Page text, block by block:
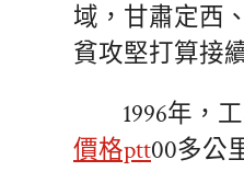
域，甘肅定西
貧攻堅打算接
1996年，
價格ptt00多公